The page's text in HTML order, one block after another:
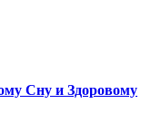
Сну и Здоровому